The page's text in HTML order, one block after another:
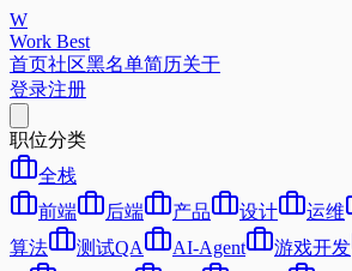
W
Work Best
首页社区黑名单简历关于
登录注册
职位分类
全栈
前端
后端 产品 设计 运维
算法
测试QA AI-Agent 游戏开发